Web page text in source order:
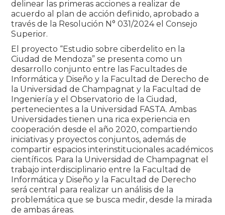
delinear las primeras acciones a realizar de
acuerdo al plan de acción definido, aprobado a
través de la Resolución N° 031/2024 el Consejo
Superior.
El proyecto “Estudio sobre ciberdelito en la
Ciudad de Mendoza” se presenta como un
desarrollo conjunto entre las Facultades de
Informática y Diseño y la Facultad de Derecho de
la Universidad de Champagnat y la Facultad de
Ingeniería y el Observatorio de la Ciudad,
pertenecientes a la Universidad FASTA. Ambas
Universidades tienen una rica experiencia en
cooperación desde el año 2020, compartiendo
iniciativas y proyectos conjuntos, además de
compartir espacios interinstitucionales académicos
científicos. Para la Universidad de Champagnat el
trabajo interdisciplinario entre la Facultad de
Informática y Diseño y la Facultad de Derecho
será central para realizar un análisis de la
problemática que se busca medir, desde la mirada
de ambas áreas.